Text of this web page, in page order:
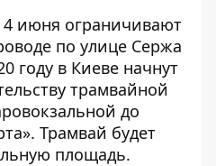
4 июня ограничивают
по улице Сержа
году в Киеве начнут
трамвайной
до
Трамвай будет
площадь.